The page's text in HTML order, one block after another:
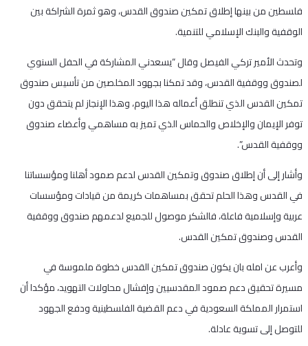
فلسطين من بينها إطلاق تمكين صندوق القدس، وهو ثمرة الشراكة بين
الوقفية والبنك الإسلامي للتنمية.
وتحدث الأمير تركي الفيصل وقال “يسعدني المشاركة في الحفل السنوي
لصندوق ووقفية القدس، وقد تمكنا بجهود المخلصين من تأسيس صندوق
تمكين القدس الذي تنطلق أعماله هذا اليوم، وهذا الإنجاز لم يتحقق دون
توفر الإيمان والإخلاص والحماس الذي تميز به مساهمي وأعضاء صندوق
ووقفية القدس”.
وأشار إلى أن إطلاق صندوق وتمكين القدس لدعم صمود أهلنا ومؤسساتنا
في القدس وهذا الحلم تحقق بمساهمات كريمة من قيادات ومؤسسات
عربية وإسلامية فاعلة، فالشكر موصول للجميع لدعمهم صندوق ووقفية
القدس وصندوق تمكين القدس.
وأعرب عن امله بان يكون صندوق تمكين القدس خطوة ملموسة في
مسيرة تحقيق دعم صمود المقدسيين وإفشال محاولات التهويد، مؤكدا أن
استمرار المملكة السعودية في دعم القضية الفلسطينية ودفع الجهود
للتوصل إلى تسوية عادلة.